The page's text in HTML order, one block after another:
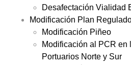
Desafectación Vialidad
Modificación Plan
Modificación Piñeo
Modificación al PCR en
Portuarios Norte y Sur